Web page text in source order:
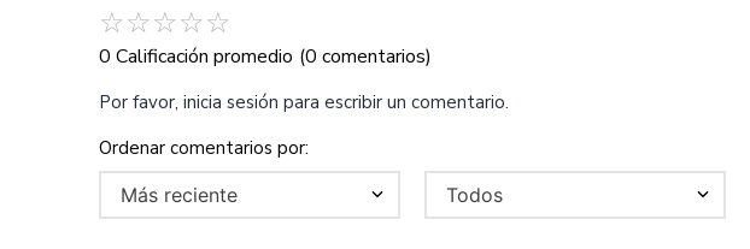
☆☆☆☆☆
0 Calificación promedio (0 comentarios)
Por favor, inicia sesión para escribir un comentario.
Más reciente Todos